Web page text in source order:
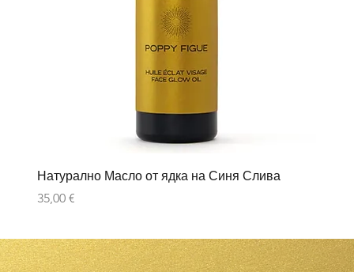
Натурално Масло от ядка на Синя Слива
Цена
35,00 €